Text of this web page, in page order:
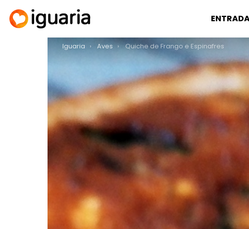
You are here:
Iguaria Aves Quiche de Frango e Espinafres